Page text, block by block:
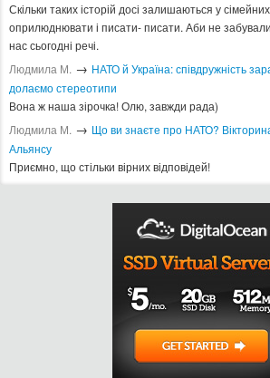
Скільки таких історій досі залишаються у
оприлюднювати і писати- писати. Аби не забували
нас сьогодні речі.
Людмила М. → ​НАТО й Україна: співдружність
долаємо стереотипи
Вона ж наша зірочка! Олю, завжди рада)
Людмила М. → Що ви знаєте про НАТО?
Альянсу ​
Приємно, що стільки вірних відповідей!